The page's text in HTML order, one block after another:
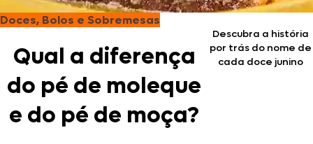
Doces, Bolos e Sobremesas
Qual a diferença
do pé de moleque
e do pé de moça?
Descubra a história
por trás do nome de
cada doce junino